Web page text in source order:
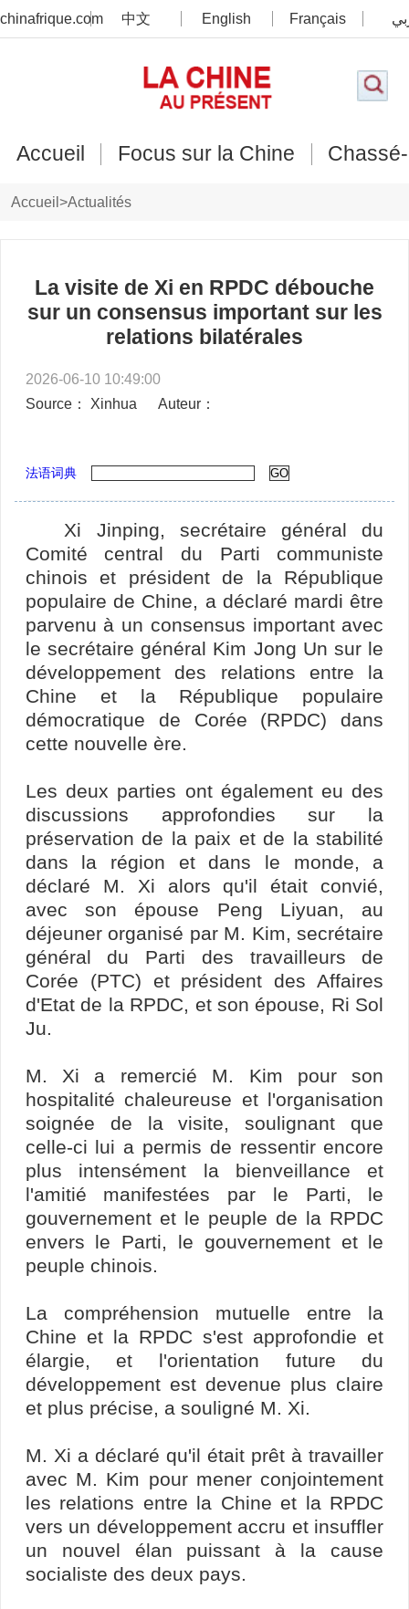
chinafrique.com 中文 English Français
Accueil Focus sur la Chine
Accueil >Actualités
La visite de Xi en RPDC débouche
sur un consensus important sur les
relations bilatérales
2026-06-10 10:49:00
Source： Xinhua
Auteur：
法语词典
Xi Jinping, secrétaire général du
Comité central du Parti communiste
chinois et président de la République
populaire de Chine, a déclaré mardi être
parvenu à un consensus important avec
le secrétaire général Kim Jong Un sur le
développement des relations entre la
Chine et la République populaire
démocratique de Corée (RPDC) dans
cette nouvelle ère.
Les deux parties ont également eu des
discussions approfondies sur la
préservation de la paix et de la stabilité
dans la région et dans le monde, a
déclaré M. Xi alors qu'il était convié,
avec son épouse Peng Liyuan, au
déjeuner organisé par M. Kim, secrétaire
général du Parti des travailleurs de
Corée (PTC) et président des Affaires
d'Etat de la RPDC, et son épouse, Ri Sol
Ju.
M. Xi a remercié M. Kim pour son
hospitalité chaleureuse et l'organisation
soignée de la visite, soulignant que
celle-ci lui a permis de ressentir encore
plus intensément la bienveillance et
l'amitié manifestées par le Parti, le
gouvernement et le peuple de la RPDC
envers le Parti, le gouvernement et le
peuple chinois.
La compréhension mutuelle entre la
Chine et la RPDC s'est approfondie et
élargie, et l'orientation future du
développement est devenue plus claire
et plus précise, a souligné M. Xi.
M. Xi a déclaré qu'il était prêt à travailler
avec M. Kim pour mener conjointement
les relations entre la Chine et la RPDC
vers un développement accru et insuffler
un nouvel élan puissant à la cause
socialiste des deux pays.